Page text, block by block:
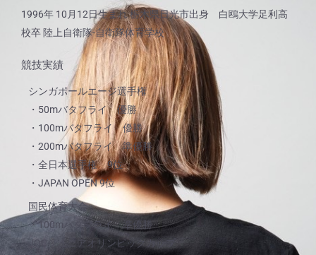
1996年 10月12日生まれ 栃木県日光市出身 白鴎大学足利高
校卒 陸上自衛隊-自衛隊体育学校
競技実績
シンガポールエージ選手権
・50mバタフライ 優勝
・100mバタフライ 優勝
・200mバタフライ 準優勝
・全日本選手権 9位
・JAPAN OPEN 9位
国民体育大会
・100mバタフライ 準優勝
JOCジュニアオリンピックカップ